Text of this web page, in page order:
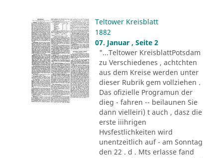
Teltower Kreisblatt
1882
07. Januar , Seite 2
"...Teltower KreisblattPotsdam
zu Verschiedenes , achtchten
aus dem Kreise werden unter
dieser Rubrik gem vollziehen .
Das ofizielle Programun der
dieg - fahren -- beilaunen Sie
dann vielleiri) t auch , dasz die
erste iiihrigen
Hvsfestlichkeiten wird
unentzeitlich auf - am Sonntag
den 22 . d . Mts erlasse fand